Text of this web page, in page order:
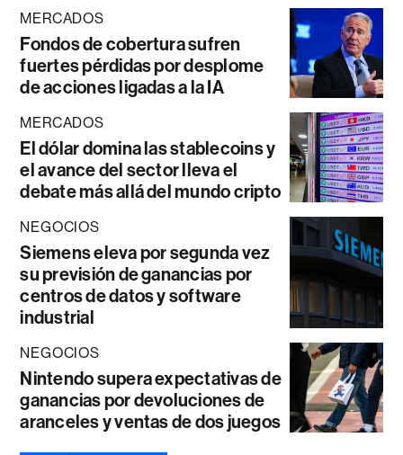
MERCADOS
Fondos de cobertura sufren
fuertes pérdidas por desplome
de acciones ligadas a la IA
MERCADOS
El dólar domina las stablecoins y
el avance del sector lleva el
debate más allá del mundo cripto
NEGOCIOS
Siemens eleva por segunda vez
su previsión de ganancias por
centros de datos y software
industrial
NEGOCIOS
Nintendo supera expectativas de
ganancias por devoluciones de
aranceles y ventas de dos juegos